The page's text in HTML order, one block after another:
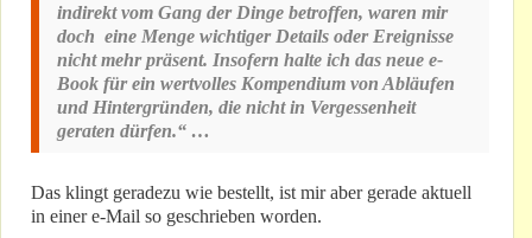
indirekt vom Gang der Dinge betroffen, waren mir
doch eine Menge wichtiger Details oder Ereignisse
nicht mehr präsent. Insofern halte ich das neue e-
Book für ein wertvolles Kompendium von Abläufen
und Hintergründen, die nicht in Vergessenheit
geraten dürfen.“ …
Das klingt geradezu wie bestellt, ist mir aber gerade aktuell
in einer e-Mail so geschrieben worden.